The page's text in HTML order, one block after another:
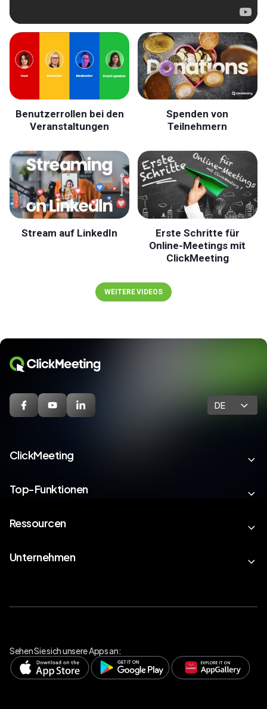
Benutzerrollen bei den
Veranstaltungen
Spenden von
Teilnehmern
Stream auf LinkedIn
Erste Schritte für
Online-Meetings mit
ClickMeeting
WEITERE VIDEOS
DE
ClickMeeting
Top-Funktionen
Ressourcen
Unternehmen
Sehen Sie sich unsere Apps an: